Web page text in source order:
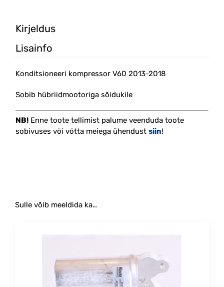
Kirjeldus
Lisainfo
Konditsioneeri kompressor V60 2013-2018
Sobib hübriidmootoriga sõidukile
NB! Enne toote tellimist palume veenduda toote
sobivuses või võtta meiega ühendust siin!
Sulle võib meeldida ka…